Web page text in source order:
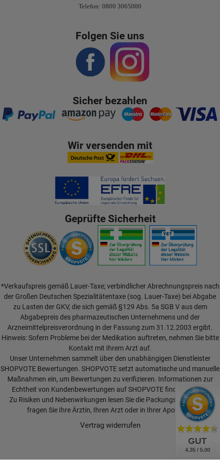
Telefon: 0800 3065000
Folgen Sie uns
Sicher bezahlen
Wir versenden mit
Geprüfte Sicherheit
*Verkaufspreis gemäß Lauer-Taxe; verbindlicher Abrechnungspreis nach
der Großen Deutschen Spezialitätentaxe (sog. Lauer-Taxe) bei Abgabe
zu Lasten der GKV, die sich gemäß §129 Abs. 5a SGB V aus dem
Abgabepreis des pharmazeutischen Unternehmens und der
Arzneimittelpreisverordnung in der Fassung zum 31.12.2003 ergibt.
Hinweis: Sofern Probleme bei der Medikation auftreten, nehmen Sie bitte
Kontakt mit Ihrem Arzt auf.
Unser Unternehmen sammelt über den unabhängigen Dienstleister
SHOPVOTE Bewertungen. SHOPVOTE setzt automatische und manuelle
Maßnahmen ein, um Bewertungen zu verifizieren. Informationen zur
Echtheit von Kundenbewertungen auf SHOPVOTE finden Sie hier.
Zu Risiken und Nebenwirkungen lesen Sie die Packungsbeilage und
fragen Sie Ihre Ärztin, Ihren Arzt oder in Ihrer Apotheke.
Vertrag widerrufen
GUT
4.35 / 5.00